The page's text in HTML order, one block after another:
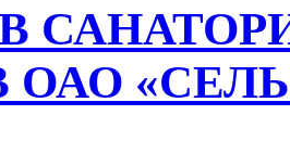
ОАО